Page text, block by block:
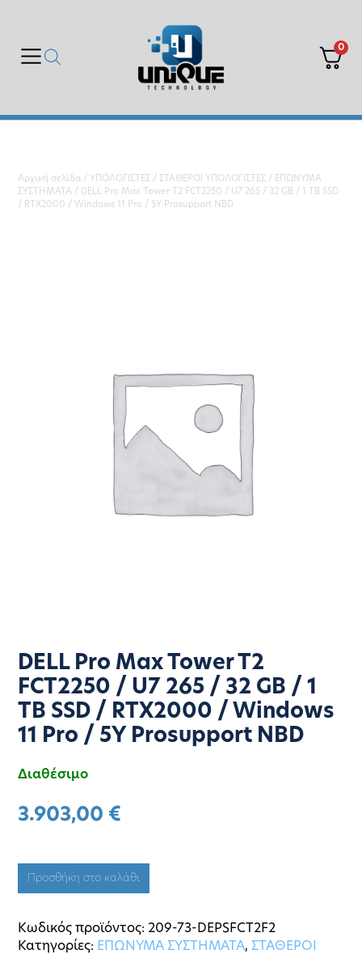
0
Αρχική σελίδα / ΥΠΟΛΟΓΙΣΤΕΣ / ΣΤΑΘΕΡΟΙ ΥΠΟΛΟΓΙΣΤΕΣ / ΕΠΩΝΥΜΑ
ΣΥΣΤΗΜΑΤΑ / DELL Pro Max Tower T2 FCT2250 / U7 265 / 32 GB / 1 TB SSD
/ RTX2000 / Windows 11 Pro / 5Y Prosupport NBD
DELL Pro Max Tower T2
FCT2250 / U7 265 / 32 GB / 1
TB SSD / RTX2000 / Windows
11 Pro / 5Y Prosupport NBD
Διαθέσιμο
3.903,00 €
Προσθήκη στο καλάθι
Κωδικός προϊόντος:209-73-DEPSFCT2F2
Κατηγορίες: ΕΠΩΝΥΜΑ ΣΥΣΤΗΜΑΤΑ,ΣΤΑΘΕΡΟΙ